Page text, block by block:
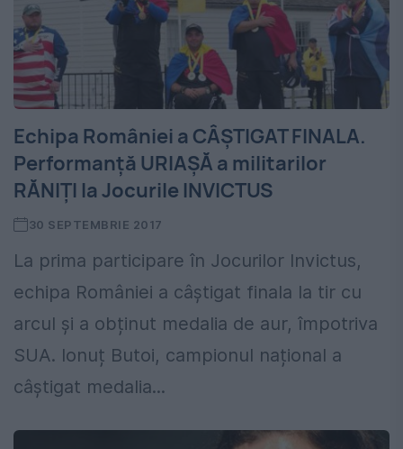
Echipa României a CÂȘTIGAT FINALA.
Performanță URIAȘĂ a militarilor
RĂNIȚI la Jocurile INVICTUS
30 SEPTEMBRIE 2017
La prima participare în Jocurilor Invictus,
echipa României a câștigat finala la tir cu
arcul și a obținut medalia de aur, împotriva
SUA. Ionuț Butoi, campionul național a
câștigat medalia...